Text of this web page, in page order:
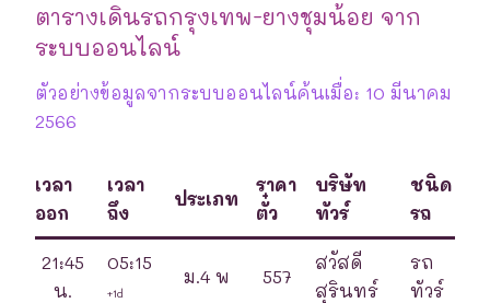
ตารางเดินรถกรุงเทพ-ยางชุมน้อย จาก
ระบบออนไลน์
ตัวอย่างข้อมูลจากระบบออนไลน์ค้นเมื่อ: 10 มีนาคม
2566
เวลา
ออก
เวลา
ถึง
ประเภท
ราคา
ตั๋ว
บริษัท
ทัวร์
ชนิด
รถ
21:45
น.
05:15
+1d
ม.4 พ 557
สวัสดี
สุรินทร์
รถ
ทัวร์